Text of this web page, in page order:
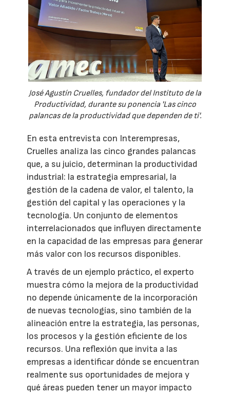
José Agustín Cruelles, fundador del Instituto de la
Productividad, durante su ponencia 'Las cinco
palancas de la productividad que dependen de ti'.
En esta entrevista con Interempresas,
Cruelles analiza las cinco grandes palancas
que, a su juicio, determinan la productividad
industrial: la estrategia empresarial, la
gestión de la cadena de valor, el talento, la
gestión del capital y las operaciones y la
tecnología. Un conjunto de elementos
interrelacionados que influyen directamente
en la capacidad de las empresas para generar
más valor con los recursos disponibles.
A través de un ejemplo práctico, el experto
muestra cómo la mejora de la productividad
no depende únicamente de la incorporación
de nuevas tecnologías, sino también de la
alineación entre la estrategia, las personas,
los procesos y la gestión eficiente de los
recursos. Una reflexión que invita a las
empresas a identificar dónde se encuentran
realmente sus oportunidades de mejora y
qué áreas pueden tener un mayor impacto